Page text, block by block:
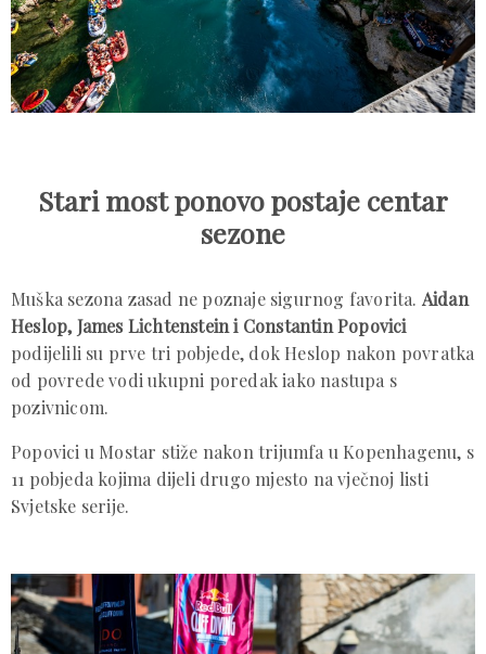
Stari most ponovo postaje centar
sezone
Muška sezona zasad ne poznaje sigurnog favorita. Aidan
Heslop, James Lichtenstein i Constantin Popovici
podijelili su prve tri pobjede, dok Heslop nakon povratka
od povrede vodi ukupni poredak iako nastupa s
pozivnicom.
Popovici u Mostar stiže nakon trijumfa u Kopenhagenu, s
11 pobjeda kojima dijeli drugo mjesto na vječnoj listi
Svjetske serije.